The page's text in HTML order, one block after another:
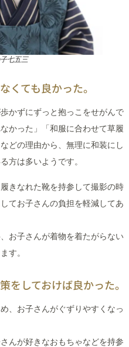
七五三
くても良かった。
かずにずっと抱っこをせがんで
かった」「和服に合わせて草履
どの理由から、無理に和装にし
方は多いようです。
きなれた靴を持参して撮影の時
てお子さんの負担を軽減してあ
お子さんが着物を着たがらない
す。
をしておけば良かった。
、お子さんがぐずりやすくなっ
んが好きなおもちゃなどを持参